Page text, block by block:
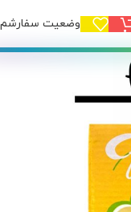
وضعیت